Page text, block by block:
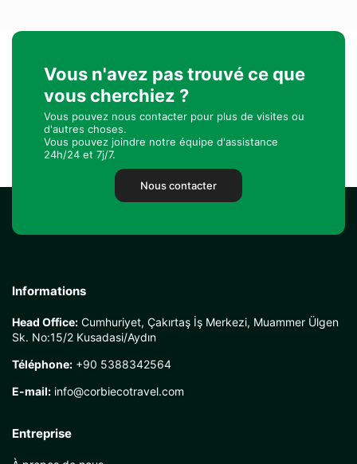
Vous n'avez pas trouvé ce que
vous cherchiez ?
Vous pouvez nous contacter pour plus de visites ou
d'autres choses.
Vous pouvez joindre notre équipe d'assistance
24h/24 et 7j/7.
Nous contacter
Informations
Head Office: Cumhuriyet, Çakırtaş İş Merkezi, Muammer Ülgen
Sk. No:15/2 Kusadasi/Aydın
Téléphone: +90 5388342564
E-mail: info@corbiecotravel.com
Entreprise